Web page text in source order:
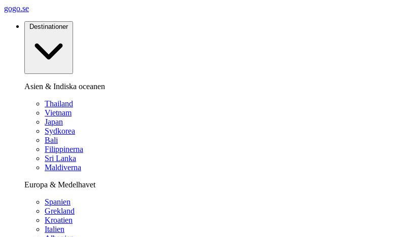
gogo.se
Destinationer
Asien & Indiska oceanen
Thailand
Vietnam
Japan
Sydkorea
Bali
Filippinerna
Sri Lanka
Maldiverna
Europa & Medelhavet
Spanien
Grekland
Kroatien
Italien